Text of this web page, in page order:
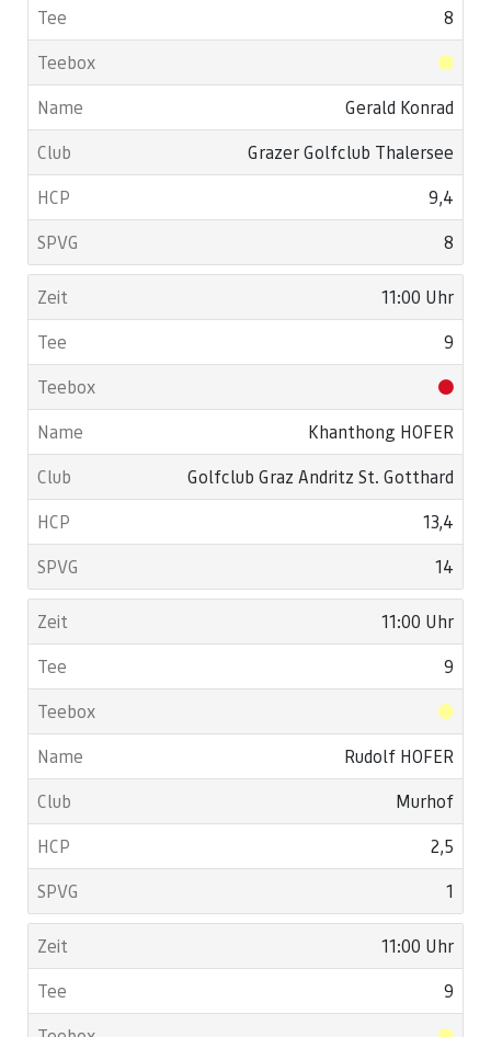
8
Gerald Konrad
Grazer Golfclub Thalersee
9,4
8
11:00 Uhr
9
Khanthong HOFER
Golfclub Graz Andritz St. Gotthard
13,4
14
11:00 Uhr
9
Rudolf HOFER
Murhof
2,5
1
11:00 Uhr
9